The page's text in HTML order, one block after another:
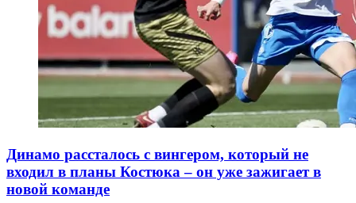
Динамо рассталось с вингером, который не
входил в планы Костюка – он уже зажигает в
новой команде